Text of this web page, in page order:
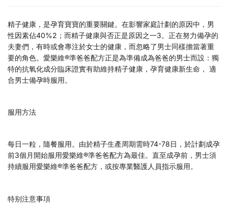
精子健康，是孕育寶寶的重要關鍵。在影響家庭計劃的原因中，男
性因素佔40%2；而精子健康與否正是原因之一3。正在努力備孕的
夫妻們，有時或會專注於女士的健康，而忽略了男士同樣擔當著重
要的角色。愛樂維®準爸爸配方正是為準備成為爸爸的男士而設：獨
特的抗氧化成分臨床證實有助維持精子健康，孕育健康新生命， 適
合男士備孕時服用。
服用方法
每日一粒，隨餐服用。由於精子生產周期需時74-78日，於計劃成孕
前3個月開始服用愛樂維®準爸爸配方為最佳。直至成孕前，男士須
持續服用愛樂維®準爸爸配方，或按專業醫護人員指示服用。
特别注意事項